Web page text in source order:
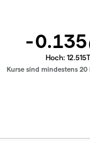
-0.135
Hoch: 12.515
Kurse sind mindestens